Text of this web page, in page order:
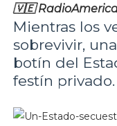
🇻🇪
Mientras los
sobrevivir,
botín del
festín privado.